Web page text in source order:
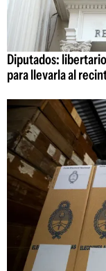
Diputados:
para llevarla al